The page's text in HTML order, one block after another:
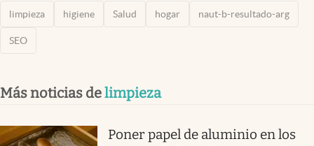
limpieza higiene Salud hogar naut-b-resultado-arg
SEO
Más noticias delimpieza
Poner papel de aluminio en los